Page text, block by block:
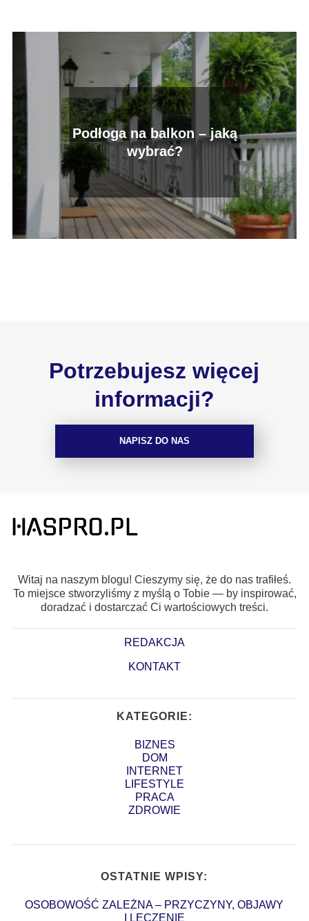
Podłoga na balkon – jaką
wybrać?
Potrzebujesz więcej
informacji?
NAPISZ DO NAS
Witaj na naszym blogu! Cieszymy się, że do nas trafiłeś.
To miejsce stworzyliśmy z myślą o Tobie — by inspirować,
doradzać i dostarczać Ci wartościowych treści.
REDAKCJA
KONTAKT
KATEGORIE:
BIZNES
DOM
INTERNET
LIFESTYLE
PRACA
ZDROWIE
OSTATNIE WPISY:
OSOBOWOŚĆ ZALEŻNA – PRZYCZYNY, OBJAWY
I LECZENIE